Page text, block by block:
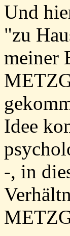
Und
"zu
meiner
Idee
-, in